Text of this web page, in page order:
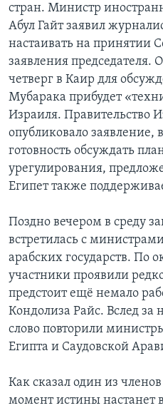
стран. Министр
Абул Гайт заявил
настаивать на принятии
заявления председателя.
четверг в Каир для
Мубарака прибудет
Израиля. Правительство
опубликовало заявление,
готовность обсуждать
урегулирования,
Египет также
Поздно вечером в среду
встретилась с
арабских государств. По
участники проявили
предстоит ещё немало
Кондолиза Райс. Вслед за
слово повторили
Египта и Саудовской
Как сказал один из
момент истины настанет